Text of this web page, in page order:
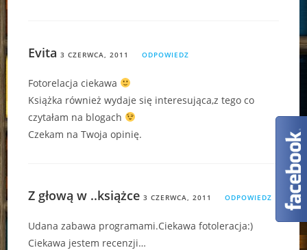
Evita 3 CZERWCA, 2011 ODPOWIEDZ
Fotorelacja ciekawa
Książka również wydaje się interesująca,z tego co
czytałam na blogach
Czekam na Twoja opinię.
Z głową w ..książce 3 CZERWCA, 2011 ODPOWIEDZ
Udana zabawa programami.Ciekawa fotoleracja:)
Ciekawa jestem recenzji…